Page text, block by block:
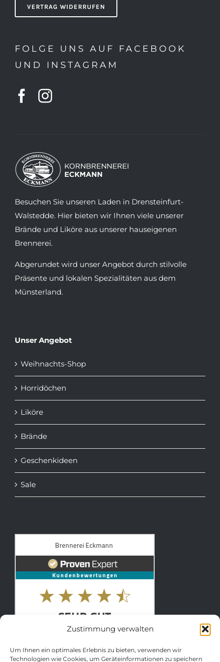
Zustimmung verwalten
Um Ihnen ein optimales Erlebnis zu bieten, verwenden wir
Technologien wie Cookies, um Geräteinformationen zu speichern
VERTRAG WIDERRUFEN
FOLGE UNS AUF FACEBOOK
UND INSTAGRAM
Besuchen Sie unseren Laden in Drensteinfurt-
Walstedde. Hier bieten wir Ihnen viele unserer
Brände und Liköre aus unserer hauseigenen
Brennerei.
Abgerundet wird unser Angebot durch stilvolle
Präsente und lokalen Spezialitäten aus dem
Münsterland.
Unser Angebot
Weihnachts-Shop
Horridöchen
Liköre
Brände
Geschenkideen
Sale